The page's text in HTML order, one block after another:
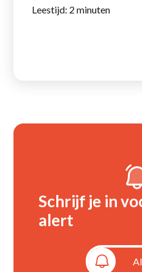
Leestijd: 2 minuten
Schrijf je in
alert